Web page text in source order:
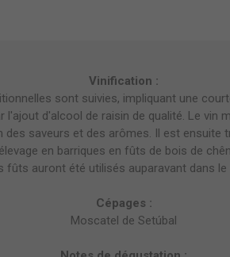
Vinification :
sont suivies, impliquant une
l'ajout d'alcool de raisin de qualité. Le vin
des saveurs et des arômes. Il est
en barriques en fûts de bois de
fûts auront été utilisés auparavant dans
Cépages :
Moscatel de Setúbal